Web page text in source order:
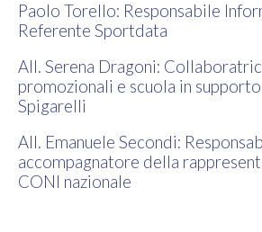
Paolo Torello: Responsabile
Referente Sportdata
All. Serena Dragoni:
promozionali e scuola in
Spigarelli
All. Emanuele Secondi:
accompagnatore della
CONI nazionale